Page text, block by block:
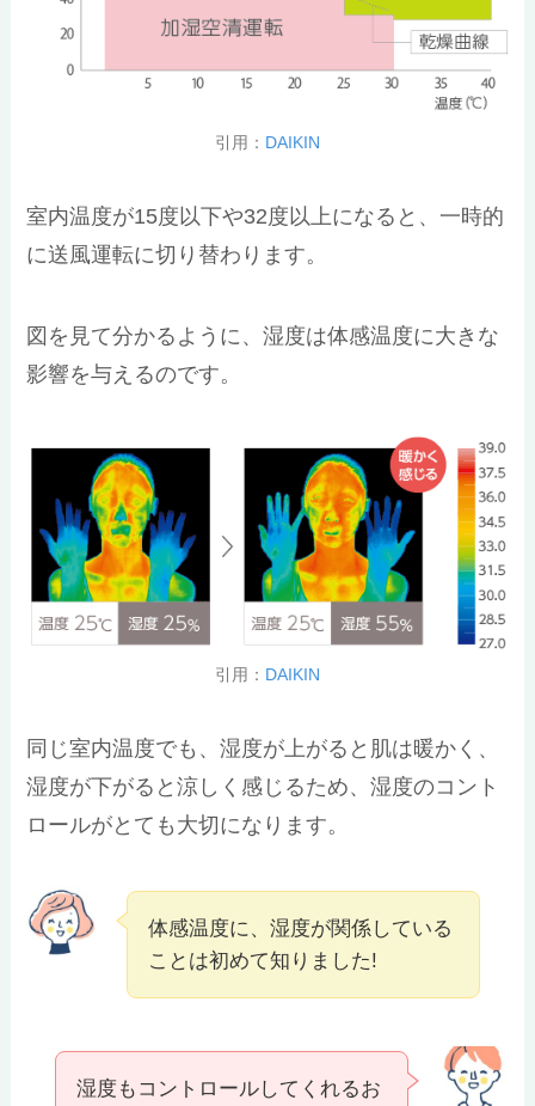
引用： DAIKIN
室内温度が15度以下や32度以上になると、一時的
に送風運転に切り替わります。
図を見て分かるように、湿度は体感温度に大きな
影響を与えるのです。
引用： DAIKIN
同じ室内温度でも、湿度が上がると肌は暖かく、
湿度が下がると涼しく感じるため、湿度のコント
ロールがとても大切になります。
体感温度に、湿度が関係している
ことは初めて知りました!
湿度もコントロールしてくれるお